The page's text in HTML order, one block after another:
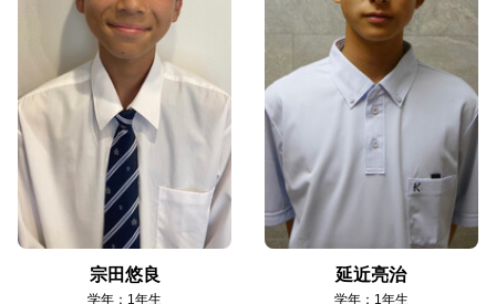
宗田悠良
学年：1年生
延近亮治
学年：1年生